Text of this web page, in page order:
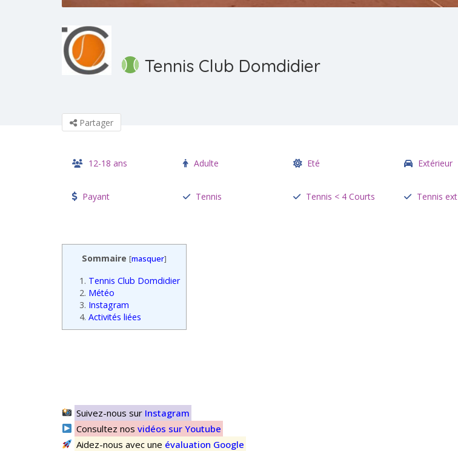
Tennis Club Domdidier
Partager
12-18 ans Adulte Eté Extérieur
Payant Tennis Tennis < 4 Courts Tennis ext
Sommaire [masquer]
1. Tennis Club Domdidier
2. Météo
3. Instagram
4. Activités liées
Suivez-nous sur Instagram
Consultez nosvidéos sur Youtube
Aidez-nous avec une évaluation Google